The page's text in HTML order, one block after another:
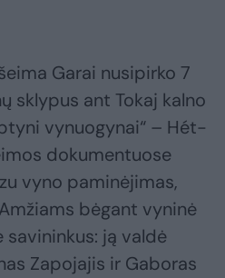
Garai nusipirko 7
sklypus ant Tokaj kalno
vynuogynai“ – Hét-
dokumentuose
vyno paminėjimas,
bėgant vyninė
ją valdė
Zapojajis ir Gaboras